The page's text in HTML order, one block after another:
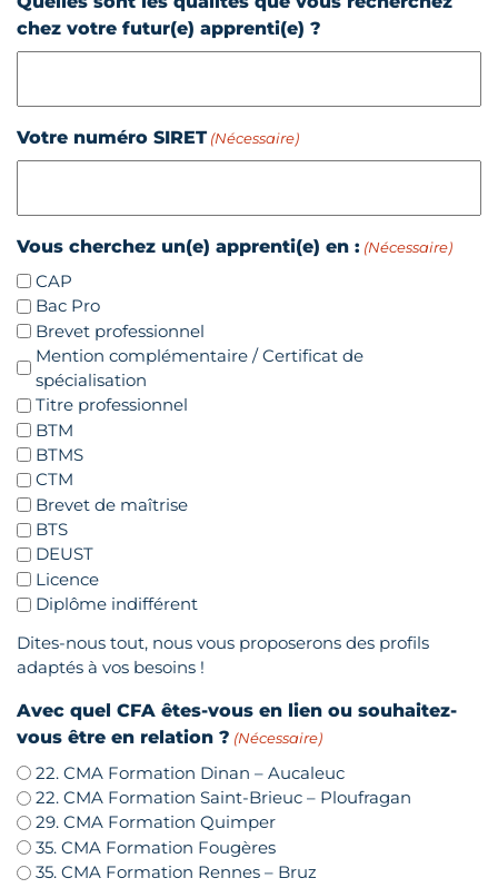
chez votre futur(e) apprenti(e) ?
Votre numéro SIRET (Nécessaire)
Vous cherchez un(e) apprenti(e) en : (Nécessaire)
CAP
Bac Pro
Brevet professionnel
Mention complémentaire / Certificat de
spécialisation
Titre professionnel
BTM
BTMS
CTM
Brevet de maîtrise
BTS
DEUST
Licence
Diplôme indifférent
Dites-nous tout, nous vous proposerons des profils
adaptés à vos besoins !
Avec quel CFA êtes-vous en lien ou souhaitez-
vous être en relation ? (Nécessaire)
22. CMA Formation Dinan – Aucaleuc
22. CMA Formation Saint-Brieuc – Ploufragan
29. CMA Formation Quimper
35. CMA Formation Fougères
35. CMA Formation Rennes – Bruz